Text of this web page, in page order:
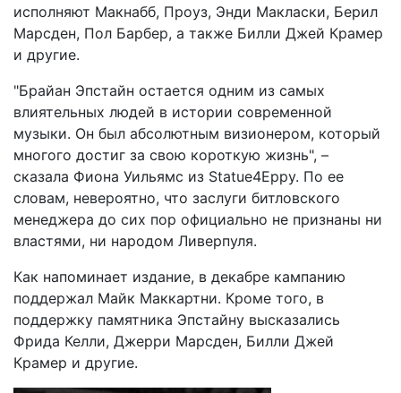
исполняют Макнабб, Проуз, Энди Макласки, Берил
Марсден, Пол Барбер, а также Билли Джей Крамер
и другие.
"Брайан Эпстайн остается одним из самых
влиятельных людей в истории современной
музыки. Он был абсолютным визионером, который
многого достиг за свою короткую жизнь", –
сказала Фиона Уильямс из Statue4Eppy. По ее
словам, невероятно, что заслуги битловского
менеджера до сих пор официально не признаны ни
властями, ни народом Ливерпуля.
Как напоминает издание, в декабре кампанию
поддержал Майк Маккартни. Кроме того, в
поддержку памятника Эпстайну высказались
Фрида Келли, Джерри Марсден, Билли Джей
Крамер и другие.